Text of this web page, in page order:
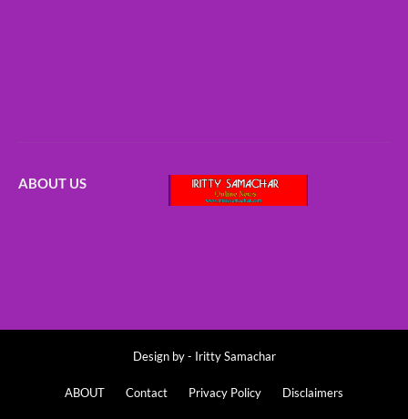
ABOUT US
Design by - Iritty Samachar
ABOUT Contact Privacy Policy Disclaimers